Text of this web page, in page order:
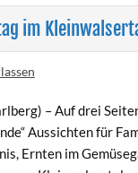
im
– Auf drei
Aussichten für
Ernten im